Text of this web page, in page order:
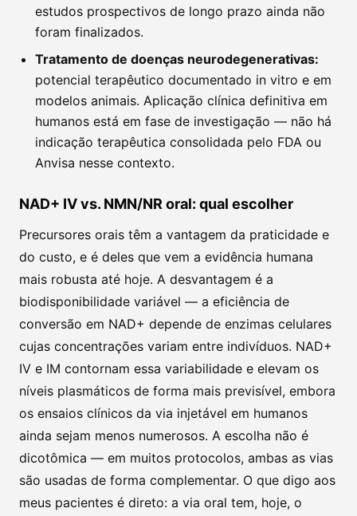
estudos prospectivos de longo prazo ainda não
foram finalizados.
Tratamento de doenças neurodegenerativas:
potencial terapêutico documentado in vitro e em
modelos animais. Aplicação clínica definitiva em
humanos está em fase de investigação — não há
indicação terapêutica consolidada pelo FDA ou
Anvisa nesse contexto.
NAD+ IV vs. NMN/NR oral: qual escolher
Precursores orais têm a vantagem da praticidade e
do custo, e é deles que vem a evidência humana
mais robusta até hoje. A desvantagem é a
biodisponibilidade variável — a eficiência de
conversão em NAD+ depende de enzimas celulares
cujas concentrações variam entre indivíduos. NAD+
IV e IM contornam essa variabilidade e elevam os
níveis plasmáticos de forma mais previsível, embora
os ensaios clínicos da via injetável em humanos
ainda sejam menos numerosos. A escolha não é
dicotômica — em muitos protocolos, ambas as vias
são usadas de forma complementar. O que digo aos
meus pacientes é direto: a via oral tem, hoje, o